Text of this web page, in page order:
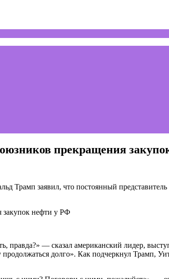
прекращения
заявил, что постоянный
правда?» — сказал американский лидер,
долго». Как подчеркнул Трамп,